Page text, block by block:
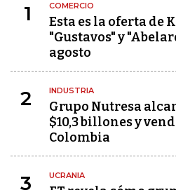
1 COMERCIO
Esta es la oferta de
"Gustavos" y
agosto
2 INDUSTRIA
Grupo Nutresa
$10,3 billones y
Colombia
3 UCRANIA